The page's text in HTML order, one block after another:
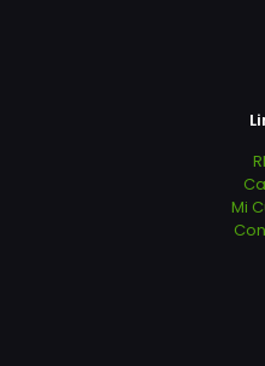
Mi